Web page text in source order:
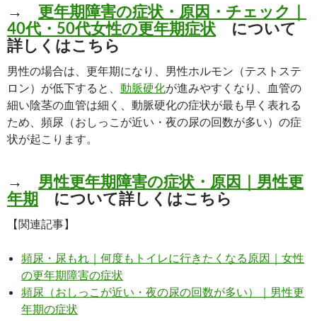
→ 更年期障害の症状・原因・チェック｜
40代・50代女性の更年期症状 について
詳しくはこちら
男性の場合は、更年期になり、男性ホルモン（テストステ
ロン）が低下すると、 動脈硬化が進みやすくなり、血管の
細い陰茎の血管は細く、動脈硬化の症状が最も早く表れる
ため、頻尿（おしっこが近い・夜の尿の回数が多い）の症
状が起こります。
→ 男性更年期障害の症状・原因｜男性更
年期 について詳しくはこちら
【関連記事】
頻尿・尿もれ｜何度もトイレに行きたくなる原因｜女性
の更年期障害の症状
頻尿（おしっこが近い・夜の尿の回数が多い）｜男性更
年期の症状